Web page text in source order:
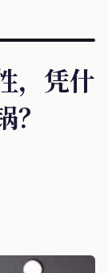
，凭什